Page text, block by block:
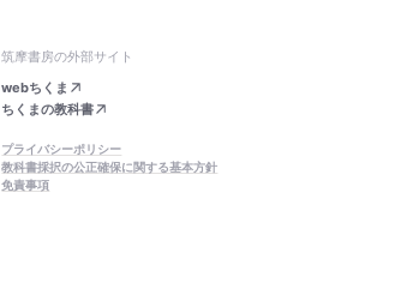
筑摩書房の外部サイト
webちくま
ちくまの教科書
プライバシーポリシー
教科書採択の公正確保に関する基本方針
免責事項